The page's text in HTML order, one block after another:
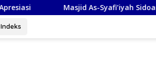
Masjid As-Syafi’iyah Sidoarjo Ikuti
Indeks